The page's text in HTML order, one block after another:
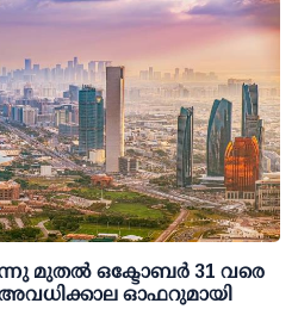
മുതല്‍ ഒക്ടോബര്‍ 31 വരെ